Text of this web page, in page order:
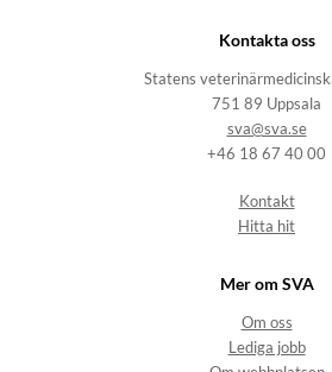
Kontakta oss
Statens
751 89 Uppsala
sva@sva.se
+46 18 67 40 00
Kontakt
Hitta hit
Mer om SVA
Om oss
Lediga jobb